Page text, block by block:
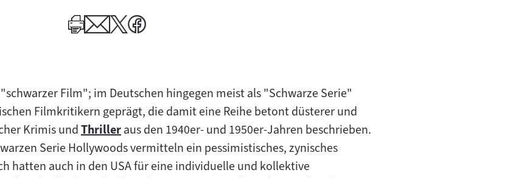
Film"; im Deutschen hingegen meist als "Schwarze Serie"
Filmkritikern geprägt, die damit eine Reihe betont düsterer und
Krimis undZum
Inhalt:
Thrilleraus den 1940er- und 1950er-Jahren beschrieben.
Serie Hollywoods vermitteln ein pessimistisches, zynisches
hatten auch in den USA für eine individuelle und kollektive